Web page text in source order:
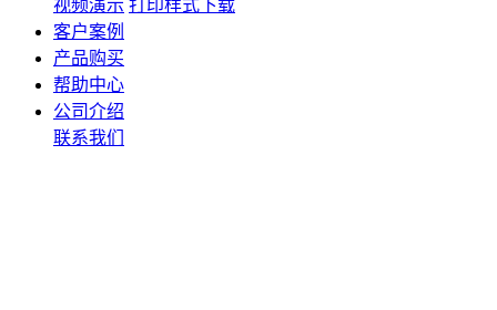
视频演示 打印样式下载
客户案例
产品购买
帮助中心
公司介绍
联系我们